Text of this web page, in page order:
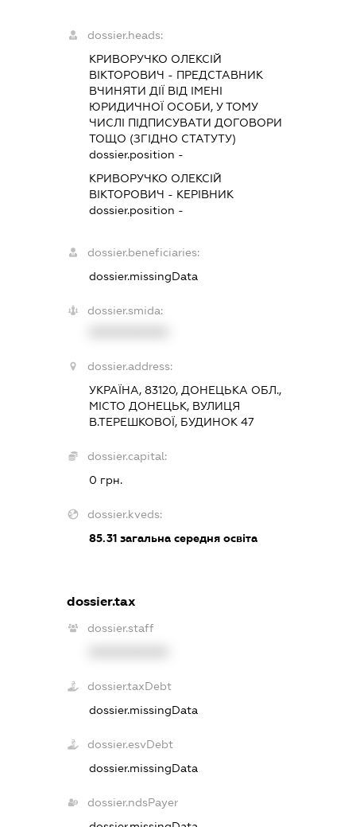
dossier.heads:
КРИВОРУЧКО ОЛЕКСІЙ
ВІКТОРОВИЧ - ПРЕДСТАВНИК
ВЧИНЯТИ ДІЇ ВІД ІМЕНІ
ЮРИДИЧНОЇ ОСОБИ, У ТОМУ
ЧИСЛІ ПІДПИСУВАТИ ДОГОВОРИ
ТОЩО (ЗГІДНО СТАТУТУ)
dossier.position -
КРИВОРУЧКО ОЛЕКСІЙ
ВІКТОРОВИЧ - КЕРІВНИК
dossier.position -
dossier.beneficiaries:
dossier.missingData
dossier.smida:
dossier.address:
УКРАЇНА, 83120, ДОНЕЦЬКА ОБЛ.,
МІСТО ДОНЕЦЬК, ВУЛИЦЯ
В.ТЕРЕШКОВОЇ, БУДИНОК 47
dossier.capital:
0 грн.
dossier.kveds:
85.31загальна середня освіта
dossier.tax
dossier.staff
dossier.taxDebt
dossier.missingData
dossier.esvDebt
dossier.missingData
dossier.ndsPayer